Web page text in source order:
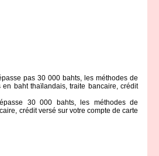
pas 30 000 bahts, les méthodes de
baht thaïlandais, traite bancaire, crédit
30 000 bahts, les méthodes de
crédit versé sur votre compte de carte